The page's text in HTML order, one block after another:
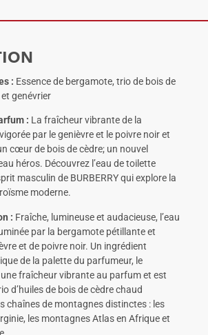
: Essence de bergamote, trio de bois de
genévrier
: La fraîcheur vibrante de la
par le genièvre et le poivre noir et
cœur de bois de cèdre; un nouvel
héros. Découvrez l’eau de toilette
masculin de BURBERRY qui explore la
moderne.
: Fraîche, lumineuse et audacieuse, l’eau
par la bergamote pétillante et
et de poivre noir. Un ingrédient
de la palette du parfumeur, le
fraîcheur vibrante au parfum et est
d’huiles de bois de cèdre chaud
chaînes de montagnes distinctes : les
les montagnes Atlas en Afrique et